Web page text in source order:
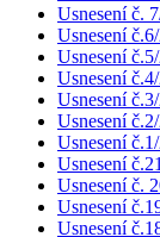
Usnesení č.
Usnesení
Usnesení
Usnesení
Usnesení
Usnesení
Usnesení
Usnesení
Usnesení č.
Usnesení
Usnesení